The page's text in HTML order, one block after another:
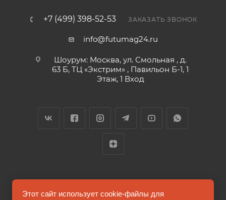
+7 (499) 398-52-53 ЗАКАЗАТЬ ЗВОНОК
info@futumag24.ru
Шоурум: Москва, ул. Смольная , д.
63 Б, ТЦ «Экстрим» , Павильон Б-1, 1
Этаж, 1 Вход
2026 © FUTUMAG.RU
Этот сайт использует cookie-файлы для